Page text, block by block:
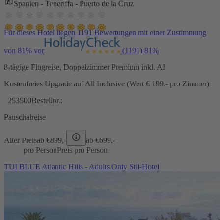
Spanien - Teneriffa - Puerto de la Cruz
Für dieses Hotel liegen 1191 Bewertungen mit einer Zustimmung
von 81% vor (1191) 81%
8-tägige Flugreise, Doppelzimmer Premium inkl. AI
Kostenfreies Upgrade auf All Inclusive (Wert € 199.- pro Zimmer)
253500Bestellnr.:
Pauschalreise
Alter Preisab €899,- ab €699,-
pro PersonPreis pro Person
TUI BLUE Atlantic Hills - Adults Only Stil-Hotel